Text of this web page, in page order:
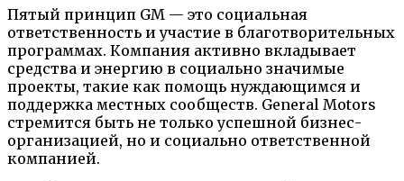
Пятый принцип GM — это социальная
ответственность и участие в благотворительных
программах. Компания активно вкладывает
средства и энергию в социально значимые
проекты, такие как помощь нуждающимся и
поддержка местных сообществ. General Motors
стремится быть не только успешной бизнес-
организацией, но и социально ответственной
компанией.